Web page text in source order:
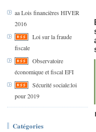
aa Lois financières HIVER
2016
Loi sur la fraude
fiscale
Observatoire
économique et fiscal EFI
Sécurité sociale:loi
pour 2019
Catégories